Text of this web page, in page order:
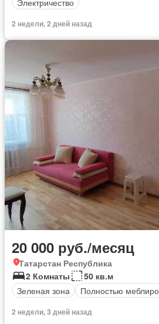
2 недели, 2 дней назад
20 000 руб./месяц
Татарстан Республика
2 Комнаты
50 кв.м
Зеленая зона
Полностью
2 недели, 3 дней назад